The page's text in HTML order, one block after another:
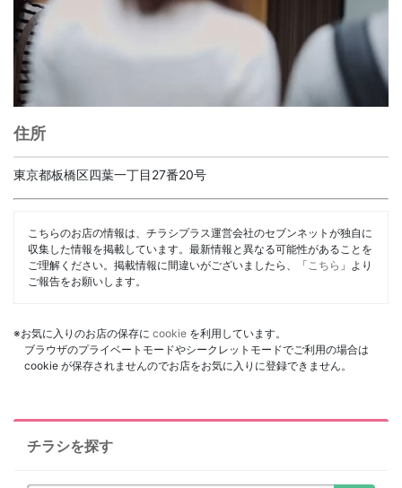
住所
東京都板橋区四葉一丁目27番20号
こちらのお店の情報は、チラシプラス運営会社のセブンネットが独自に
収集した情報を掲載しています。最新情報と異なる可能性があることを
ご理解ください。掲載情報に間違いがございましたら、「 こちら 」より
ご報告をお願いします。
※お気に入りのお店の保存に cookie を利用しています。
ブラウザのプライベートモードやシークレットモードでご利用の場合は
cookie が保存されませんのでお店をお気に入りに登録できません。
チラシを探す